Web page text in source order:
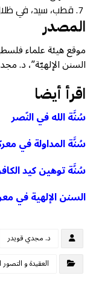
قطب، سيد، في ظلال
المصدر
موقع هيئة علماء
السنن الإلهيّة”، د.
اقرأ أيضا
سُنَّة الله في النّصر
سُنَّة المداولة في
سُنَّة توهين كيد
السنن الإلهية في
د. مجدي قويدر
العقيدة و